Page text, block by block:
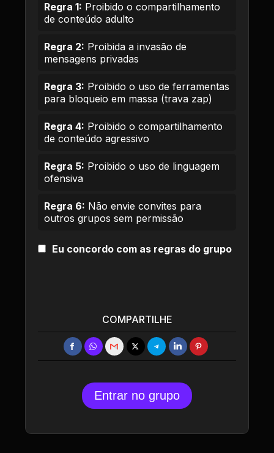
Regra 1: Proibido o compartilhamento
de conteúdo adulto
Regra 2: Proibida a invasão de
mensagens privadas
Regra 3: Proibido o uso de ferramentas
para bloqueio em massa (trava zap)
Regra 4: Proibido o compartilhamento
de conteúdo agressivo
Regra 5: Proibido o uso de linguagem
ofensiva
Regra 6: Não envie convites para
outros grupos sem permissão
Eu concordo com as regras do grupo
COMPARTILHE
Entrar no grupo